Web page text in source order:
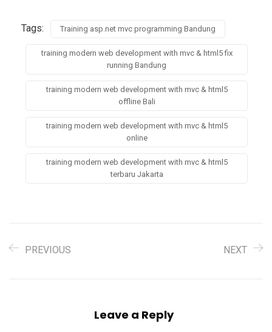
Tags: Training asp.net mvc programming Bandung
training modern web development with mvc & html5 fix
running Bandung
training modern web development with mvc & html5
offline Bali
training modern web development with mvc & html5
online
training modern web development with mvc & html5
terbaru Jakarta
PREVIOUS NEXT
Leave a Reply